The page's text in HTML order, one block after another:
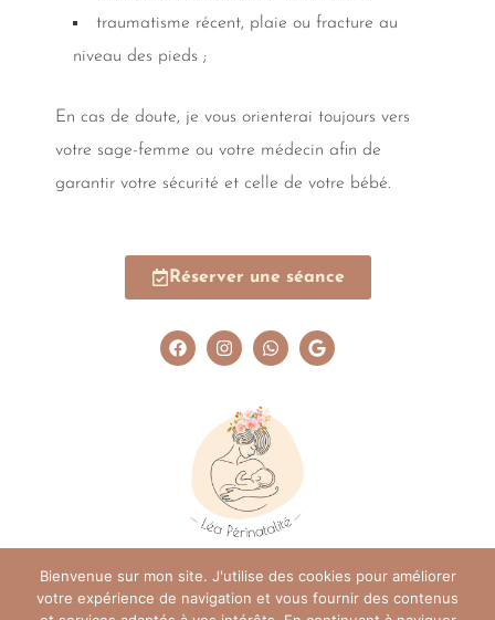
traumatisme récent, plaie ou fracture au
niveau des pieds ;
En cas de doute, je vous orienterai toujours vers
votre sage-femme ou votre médecin afin de
garantir votre sécurité et celle de votre bébé.
Réserver une séance
Copyright ©Léa Périnatalité 2026 - Siret : 93362819000011
Bienvenue sur mon site. J'utilise des cookies pour améliorer
votre expérience de navigation et vous fournir des contenus